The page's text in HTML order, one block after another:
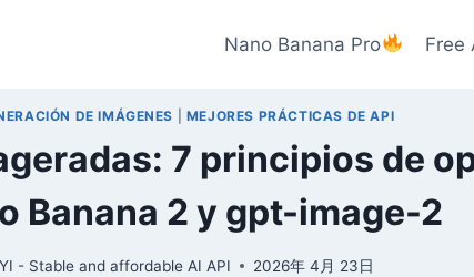
Nano Banana Pro Free
DE IMÁGENES MEJORES PRÁCTICAS DE API
7 principios de
Banana 2 y gpt-image-2
- Stable and affordable AI API 2026年 4月 23日